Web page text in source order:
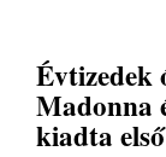
Évtizedek
Madonna
kiadta